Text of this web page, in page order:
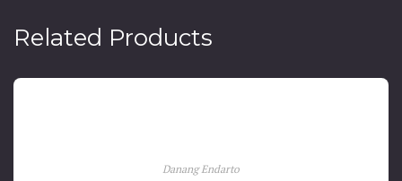
Related Products
Danang Endarto